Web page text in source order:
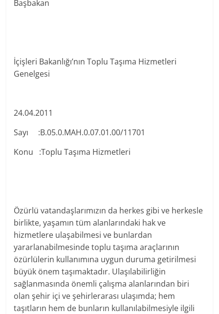
Başbakan
İçişleri Bakanlığı’nın Toplu Taşıma Hizmetleri
Genelgesi
24.04.2011
Sayı :B.05.0.MAH.0.07.01.00/11701
Konu :Toplu Taşıma Hizmetleri
Özürlü vatandaşlarımızın da herkes gibi ve herkesle
birlikte, yaşamın tüm alanlarındaki hak ve
hizmetlere ulaşabilmesi ve bunlardan
yararlanabilmesinde toplu taşıma araçlarının
özürlülerin kullanımına uygun duruma getirilmesi
büyük önem taşımaktadır. Ulaşılabilirliğin
sağlanmasında önemli çalışma alanlarından biri
olan şehir içi ve şehirlerarası ulaşımda; hem
taşıtların hem de bunların kullanılabilmesiyle ilgili